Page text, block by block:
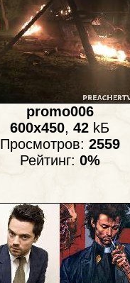
promo006
600x450, 42 kБ
Просмотров: 2559
Рейтинг: 0%